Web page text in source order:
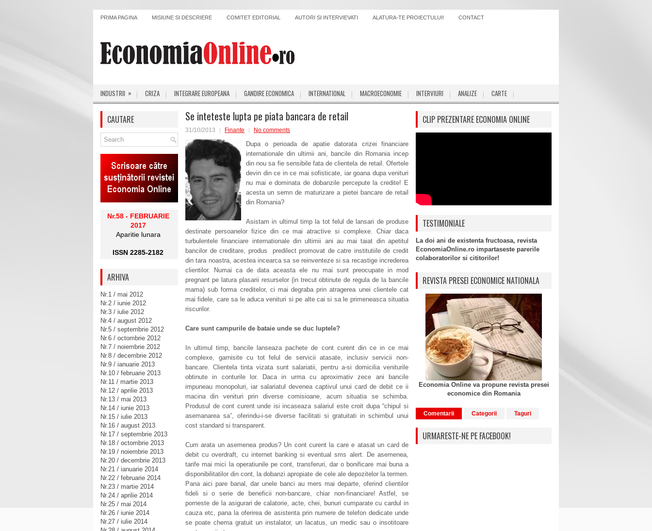
PRIMA PAGINA MISIUNE SI DESCRIERE COMITET EDITORIAL AUTORI SI INTERVIEVATI ALATURA-TE PROIECTULUI! CONTACT
INDUSTRII » CRIZA INTEGRARE EUROPEANA GANDIRE ECONOMICA INTERNATIONAL MACROECONOMIE INTERVIURI ANALIZE CARTE
Se inteteste lupta pe piata bancara de retail
31/10/2013 Finante No comments
Dupa o perioada de apatie datorata crizei financiare
internationale din ultimii ani, bancile din Romania incep
din nou sa fie sensibile fata de clientela de retail. Ofertele
devin din ce in ce mai sofisticate, iar goana dupa venituri
nu mai e dominata de dobanzile percepute la credite! E
acesta un semn de maturizare a pietei bancare de retail
din Romania?
Asistam in ultimul timp la tot felul de lansari de produse
destinate persoanelor fizice din ce mai atractive si complexe. Chiar daca
turbulentele financiare internationale din ultimii ani au mai taiat din apetitul
bancilor de creditare, produs predilect promovat de catre institutiile de credit
din tara noastra, acestea incearca sa se reinventeze si sa recastige increderea
clientilor. Numai ca de data aceasta ele nu mai sunt preocupate in mod
pregnant pe latura plasarii resurselor (in trecut obtinute de regula de la bancile
mama) sub forma creditelor, ci mai degraba prin atragerea unei clientele cat
mai fidele, care sa le aduca venituri si pe alte cai si sa le primeneasca situatia
riscurilor.
Care sunt campurile de bataie unde se duc luptele?
In ultimul timp, bancile lanseaza pachete de cont curent din ce in ce mai
complexe, garnisite cu tot felul de servicii atasate, inclusiv servicii non-
bancare. Clientela tinta vizata sunt salariatii, pentru a-si domicilia veniturile
obtinute in conturile lor. Daca in urma cu aproximativ zece ani bancile
impuneau monopoluri, iar salariatul devenea captivul unui card de debit ce ii
macina din venituri prin diverse comisioane, acum situatia se schimba.
Produsul de cont curent unde isi incaseaza salariul este croit dupa “chipul si
asemanarea sa”, oferindu-i-se diverse facilitati si gratuitati in schimbul unui
cost standard si transparent.
Cum arata un asemenea produs? Un cont curent la care e atasat un card de
debit cu overdraft, cu internet banking si eventual sms alert. De asemenea,
tarife mai mici la operatiunile pe cont, transferuri, dar o bonificare mai buna a
disponibilitatilor din cont, la dobanzi apropiate de cele ale depozitelor la termen.
Pana aici pare banal, dar unele banci au mers mai departe, oferind clientilor
fideli si o serie de beneficii non-bancare, chiar non-financiare! Astfel, se
porneste de la asigurari de calatorie, acte, chei, bunuri cumparate cu cardul in
cauza etc, pana la oferirea de asistenta prin numere de telefon dedicate unde
se poate chema gratuit un instalator, un lacatus, un medic sau o insotitoare
CAUTARE
Nr.58 - FEBRUARIE
2017
Aparitie lunara
ISSN 2285-2182
ARHIVA
Nr.1 / mai 2012
Nr.2 / iunie 2012
Nr.3 / iulie 2012
Nr.4 / august 2012
Nr.5 / septembrie 2012
Nr.6 / octombrie 2012
Nr.7 / noiembrie 2012
Nr.8 / decembrie 2012
Nr.9 / ianuarie 2013
Nr.10 / februarie 2013
Nr.11 / martie 2013
Nr.12 / aprilie 2013
Nr.13 / mai 2013
Nr.14 / iunie 2013
Nr.15 / iulie 2013
Nr.16 / august 2013
Nr.17 / septembrie 2013
Nr.18 / octombrie 2013
Nr.19 / noiembrie 2013
Nr.20 / decembrie 2013
Nr.21 / ianuarie 2014
Nr.22 / februarie 2014
Nr.23 / martie 2014
Nr.24 / aprilie 2014
Nr.25 / mai 2014
Nr.26 / iunie 2014
Nr.27 / iulie 2014
CLIP PREZENTARE ECONOMIA ONLINE
TESTIMONIALE
La doi ani de existenta fructoasa, revista
EconomiaOnline.ro impartaseste parerile
colaboratorilor si cititorilor!
REVISTA PRESEI ECONOMICE NATIONALA
Economia Online va propune revista presei
economice din Romania
Comentarii Categorii Taguri
URMARESTE-NE PE FACEBOOK!